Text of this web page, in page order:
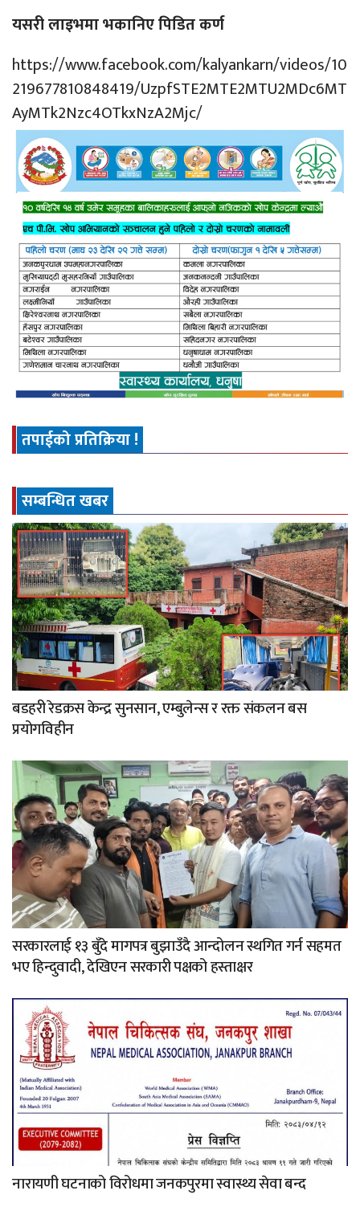
यसरी लाइभमा भकानिए पिडित कर्ण
https://www.facebook.com/kalyankarn/videos/10
219677810848419/UzpfSTE2MTE2MTU2MDc6MT
AyMTk2Nzc4OTkxNzA2Mjc/
तपाईको प्रतिक्रिया !
सम्बन्धित खबर
बडहरी रेडक्रस केन्द्र सुनसान, एम्बुलेन्स र रक्त संकलन बस
प्रयोगविहीन
सरकारलाई १३ बुँदे मागपत्र बुझाउँदै आन्दोलन स्थगित गर्न सहमत
भए हिन्दुवादी, देखिएन सरकारी पक्षको हस्ताक्षर
नारायणी घटनाको विरोधमा जनकपुरमा स्वास्थ्य सेवा बन्द